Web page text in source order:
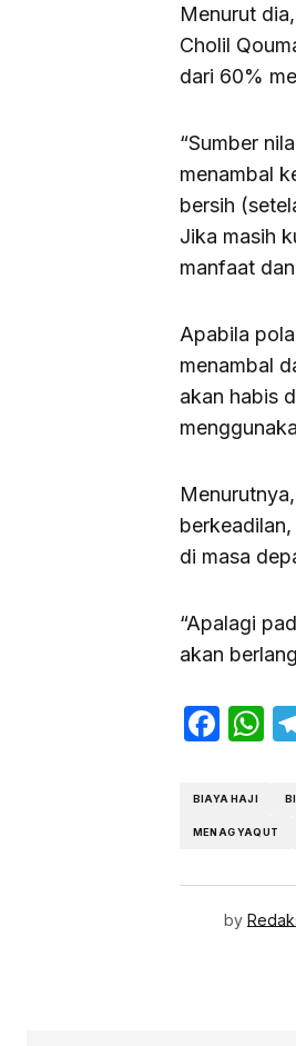
Menurut
Cholil
dari 60%
“Sumber
menambal
bersih
Jika masih
manfaat
Apabila
menambal
akan habis
di masa
“Apalagi
akan
BIAYA HAJI
MENAG YAQUT
by